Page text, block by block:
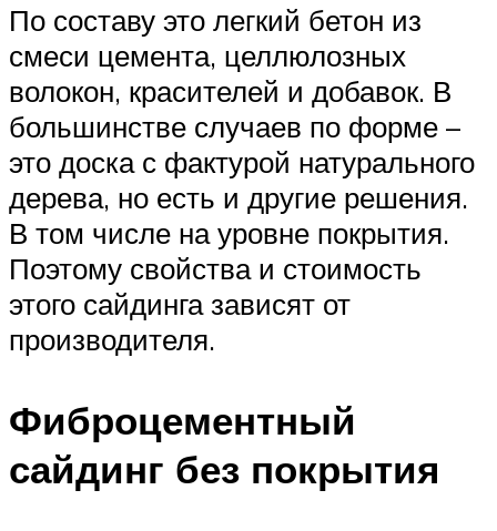
По составу это легкий бетон из
смеси цемента, целлюлозных
волокон, красителей и добавок. В
большинстве случаев по форме –
это доска с фактурой натурального
дерева, но есть и другие решения.
В том числе на уровне покрытия.
Поэтому свойства и стоимость
этого сайдинга зависят от
производителя.
Фиброцементный
сайдинг без покрытия